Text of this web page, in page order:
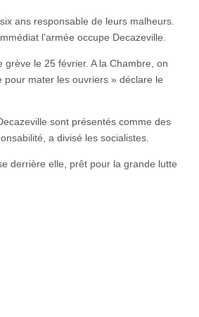
ans responsable de leurs malheurs.
l’armée occupe Decazeville.
le 25 février. A la Chambre, on
pour mater les ouvriers » déclare le
sont présentés comme des
a divisé les socialistes.
derrière elle, prêt pour la grande lutte